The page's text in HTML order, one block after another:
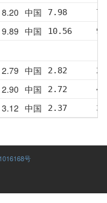
8.20 中国 7.98
9.89 中国 10.56
2.79 中国 2.82
2.90 中国 2.72
3.12 中国 2.37
号